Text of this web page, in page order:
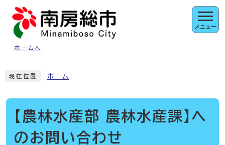
ページの先頭です
ホームへ
メニュー
現在位置 ホーム
【農林水産部 農林水産課】へ
のお問い合わせ